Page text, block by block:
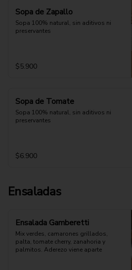
Sopa de Zapallo
Sopa 100% natural, sin aditivos ni
preservantes
$5.900
Sopa de Tomate
Sopa 100% natural, sin aditivos ni
preservantes
$6.900
Ensaladas
Ensalada Gamberetti
Mix verdes, camarones grillados,
palta, tomate cherry, zanahoria y
palmitos. Aderezo viene aparte